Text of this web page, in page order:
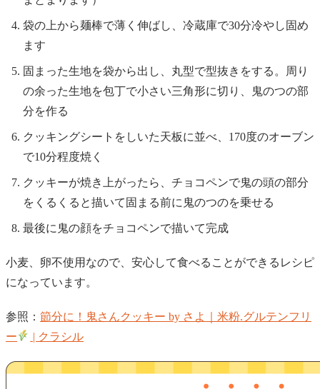
袋の上から麺棒で薄く伸ばし、冷蔵庫で30分冷やし固め
ます
固まった生地を袋から出し、丸型で型抜きをする。周り
の余った生地を包丁で小さい三角形に切り、鬼のつの部
分を作る
クッキングシートをしいた天板に並べ、170度のオーブン
で10分程度焼く
クッキーが焼き上がったら、チョコペンで鬼の頭の部分
をくるくると描いて固まる前に鬼のつのを乗せる
最後に鬼の顔をチョコペンで描いて完成
小麦、卵不使用なので、安心して食べることができるレシピ
になっています。
参照： 節分に！鬼さんクッキー by さよ｜米粉.グルテンフリ
ー
| クラシル